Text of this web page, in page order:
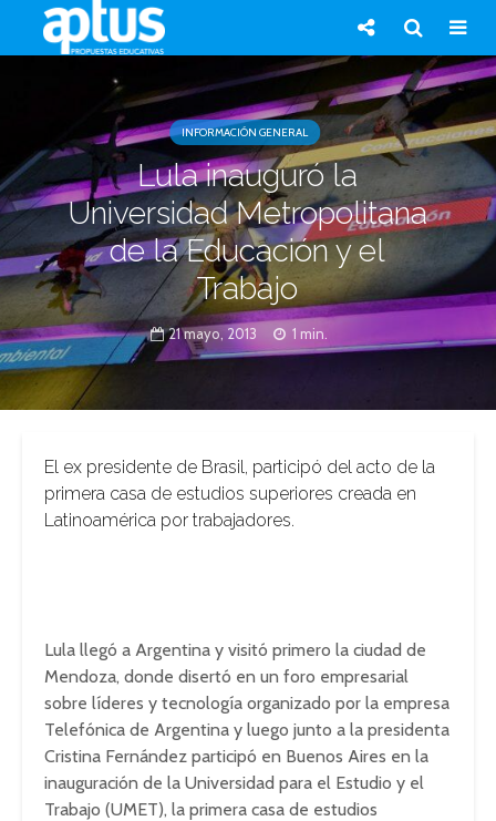
INFORMACIÓN GENERAL
Lula inauguró la
Universidad Metropolitana
de la Educación y el
Trabajo
21 mayo, 2013 1 min.
El ex presidente de Brasil, participó del acto de la
primera casa de estudios superiores creada en
Latinoamérica por trabajadores.
Lula llegó a Argentina y visitó primero la ciudad de
Mendoza, donde disertó en un foro empresarial
sobre líderes y tecnología organizado por la empresa
Telefónica de Argentina y luego junto a la presidenta
Cristina Fernández participó en Buenos Aires en la
inauguración de la Universidad para el Estudio y el
Trabajo (UMET), la primera casa de estudios